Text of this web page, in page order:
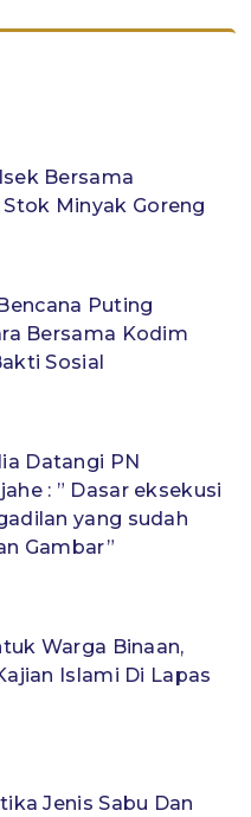
Bersama
Minyak Goreng
Puting
Bersama Kodim
Sosial
Datangi PN
: ” Dasar eksekusi
yang sudah
Gambar”
Warga Binaan,
Islami Di Lapas
Jenis Sabu Dan